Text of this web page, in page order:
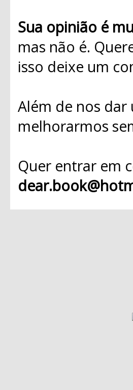
Sua opinião é
mas não é.
isso deixe um
Além de nos
melhorarmos
Quer entrar em